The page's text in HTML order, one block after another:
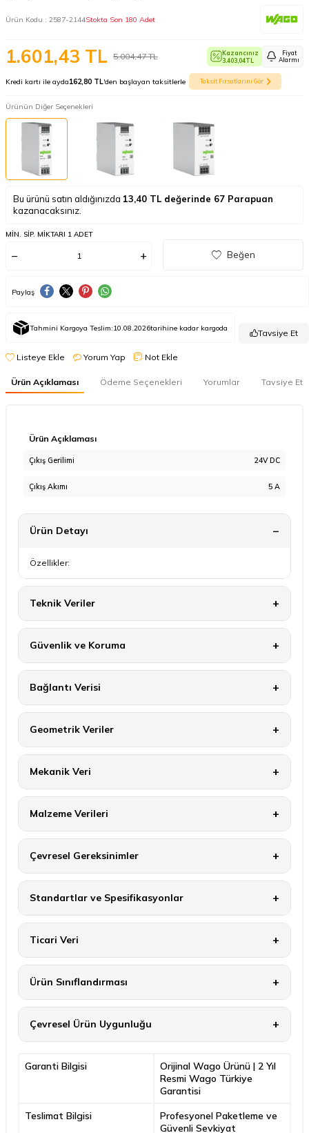
Ürün Kodu : 2587-2144Stokta Son 180 Adet
5.004,47TL
1.601,43 TL
Kazancınız
3.403,04TL
Fiyat
Alarmı
Kredi kartı ile ayda162,80 TL'den başlayan taksitlerle Taksit Fırsatlarını Gör
Ürünün Diğer Seçenekleri
Bu ürünü satın aldığınızda 13,40 TL değerinde 67 Parapuan
kazanacaksınız.
MIN. SIP. MIKTARI 1 ADET
Beğen
Paylaş
Tahmini Kargoya Teslim:10.08.2026tarihine kadar kargoda Tavsiye Et
Listeye Ekle Yorum Yap Not Ekle
Ürün Açıklaması Ödeme Seçenekleri Yorumlar Tavsiye Et
Ürün Açıklaması
Çıkış Gerilimi 24V DC
Çıkış Akımı 5 A
Ürün Detayı
Özellikler:
Teknik Veriler
Güvenlik ve Koruma
Bağlantı Verisi
Geometrik Veriler
Mekanik Veri
Malzeme Verileri
Çevresel Gereksinimler
Standartlar ve Spesifikasyonlar
Ticari Veri
Ürün Sınıflandırması
Çevresel Ürün Uygunluğu
Garanti Bilgisi
Orijinal Wago Ürünü | 2 Yıl
Resmi Wago Türkiye
Garantisi
Teslimat Bilgisi
Profesyonel Paketleme ve
Güvenli Sevkiyat